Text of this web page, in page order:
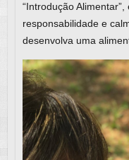
“Introdução
responsabilidade e
desenvolva uma